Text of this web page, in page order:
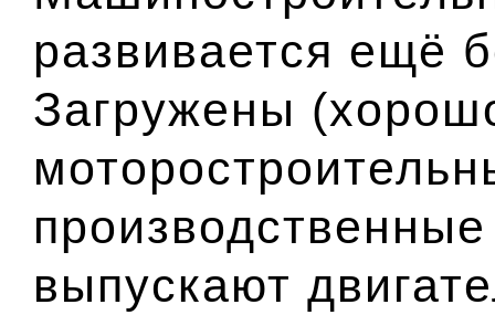
развивается ещё
Загружены
выпускают